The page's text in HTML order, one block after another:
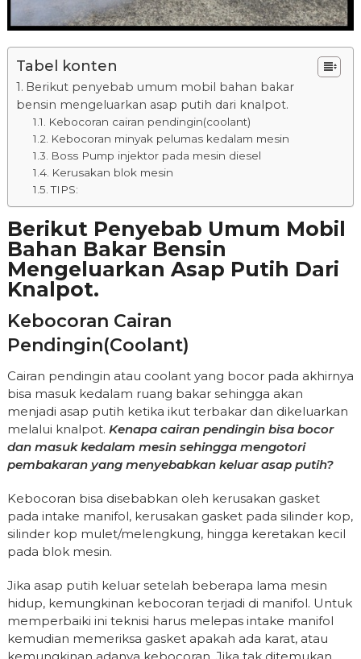
Tabel konten
Berikut penyebab umum mobil bahan bakar
bensin mengeluarkan asap putih dari knalpot.
Kebocoran cairan pendingin(coolant)
Kebocoran minyak pelumas kedalam mesin
Boss Pump injektor pada mesin diesel
Kerusakan blok mesin
TIPS:
Berikut Penyebab Umum Mobil
Bahan Bakar Bensin
Mengeluarkan Asap Putih Dari
Knalpot.
Kebocoran Cairan
Pendingin(coolant)
Cairan pendingin atau coolant yang bocor pada akhirnya
bisa masuk kedalam ruang bakar sehingga akan
menjadi asap putih ketika ikut terbakar dan dikeluarkan
melalui knalpot. Kenapa cairan pendingin bisa bocor
dan masuk kedalam mesin sehingga mengotori
pembakaran yang menyebabkan keluar asap putih?
Kebocoran bisa disebabkan oleh kerusakan gasket
pada intake manifol, kerusakan gasket pada silinder kop,
silinder kop mulet/melengkung, hingga keretakan kecil
pada blok mesin.
Jika asap putih keluar setelah beberapa lama mesin
hidup, kemungkinan kebocoran terjadi di manifol. Untuk
memperbaiki ini teknisi harus melepas intake manifol
kemudian memeriksa gasket apakah ada karat, atau